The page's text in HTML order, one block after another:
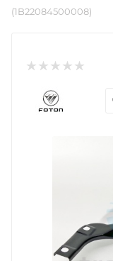
(1B22084500008)